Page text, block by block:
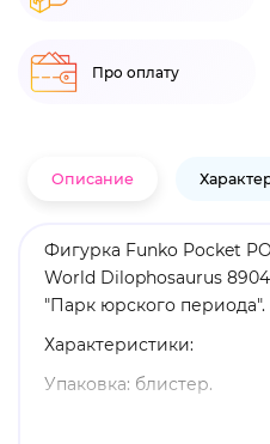
Про оплату
Описание
Фигурка Funko Pocket
World Dilophosaurus​
"Парк юрского периода".
Характеристики:
Упаковка: блистер.